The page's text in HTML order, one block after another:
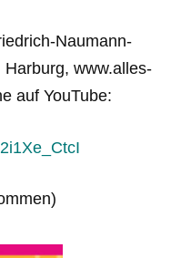
Naumann-
www.alles-
auf YouTube: